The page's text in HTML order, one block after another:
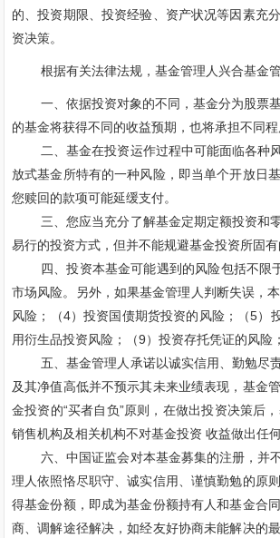
的、投资期限、投资经验、资产状况等因素充
资决策。
根据有关法律法规，基金管理人兴合基金
一、依据投资对象的不同，基金分为股票
的基金将获得不同的收益预期，也将承担不同
二、基金在投资运作过程中可能面临各种
放式基金所特有的一种风险，即当单个开放日
您赎回的款项可能延缓支付。
三、您应当充分了解基金定期定额投资和
易行的投资方式，但并不能规避基金投资所固
四、投资本基金可能遇到的风险包括不限
市场风险。另外，如果基金管理人判断失误，
风险；（4）投资国债期货投资的风险；（5）
用衍生品投资风险；（9）投资存托凭证的风险
五、基金管理人承诺以诚实信用、勤勉尽
及其净值高低并不预示其未来业绩表现，基金
金投资的“买者自负”原则，在做出投资决策后
销售机构及相关机构不对基金投资 收益做出任
六、中国证监会对本基金募集的注册，并
理人依照恪尽职守、诚实信用、谨慎勤勉的原
得基金份额，即成为基金份额持有人和基金合
商、调解途径解决，如经友好协商未能解决的